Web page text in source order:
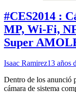
#CES2014 :
MP, Wi-Fi,
Super
Isaac Ramirez13 años
Dentro de los anunció
cámara de sistema